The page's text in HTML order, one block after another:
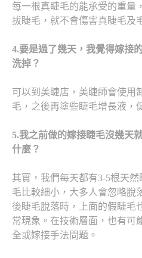
每一根真睫毛的能承受的重量
拔睫毛，就不會傷害真睫毛及
4.要是過了幾天，我覺得嫁接
洗掉？
可以到美睫店，美睫師會使用
毛，之後再塗些睫毛增長液，
5.我之前做的嫁接睫毛沒幾天
什麼？
其實，我們每天都有3-5根天
毛比較細小，大多人會忽略脫
後睫毛脫落時，上面的假睫毛
常現象。在技術層面，也有可
全或嫁接手法問題。